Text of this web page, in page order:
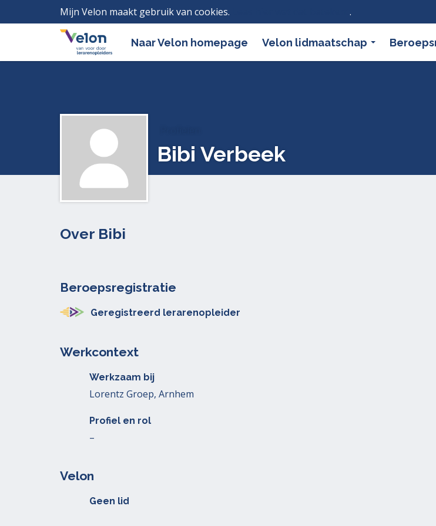
Mijn Velon maakt gebruik van cookies. .
Naar Velon homepage Velon lidmaatschap
Bibi Verbeek
Over Bibi
Beroepsregistratie
Geregistreerd lerarenopleider
Werkcontext
Werkzaam bij
Lorentz Groep, Arnhem
Profiel en rol
–
Velon
Geen lid